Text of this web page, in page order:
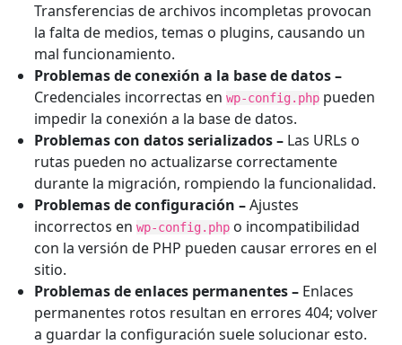
Transferencias de archivos incompletas provocan
la falta de medios, temas o plugins, causando un
mal funcionamiento.
Problemas de conexión a la base de datos–
Credenciales incorrectas enwp-config.php pueden
impedir la conexión a la base de datos.
Problemas con datos serializados– Las URLs o
rutas pueden no actualizarse correctamente
durante la migración, rompiendo la funcionalidad.
Problemas de configuración –Ajustes
incorrectos enwp-config.php o incompatibilidad
con la versión de PHP pueden causar errores en el
sitio.
Problemas de enlaces permanentes– Enlaces
permanentes rotos resultan en errores 404; volver
a guardar la configuración suele solucionar esto.